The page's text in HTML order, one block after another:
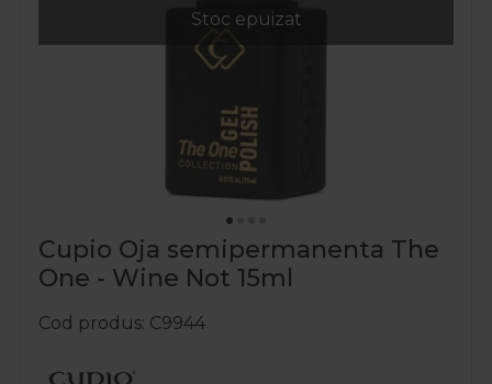
Stoc epuizat
Cupio Oja semipermanenta The
One - Wine Not 15ml
Cod produs C9944